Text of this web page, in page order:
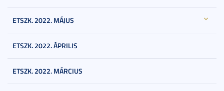
ETSZK. 2022. MÁJUS
ETSZK. 2022. ÁPRILIS
ETSZK. 2022. MÁRCIUS